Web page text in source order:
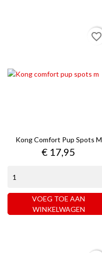
Kong Comfort Pup Spots M
Prijs
€ 17,95
VOEG TOE AAN
WINKELWAGEN
favorite_border